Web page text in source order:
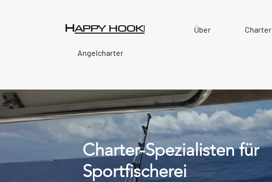
HAPPY HOOKE
Angelcharter
Über Charter
Charter-Spezialisten für
Sportfischerei